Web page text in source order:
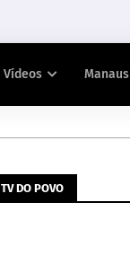
Vídeos Manaus
TV DO POVO